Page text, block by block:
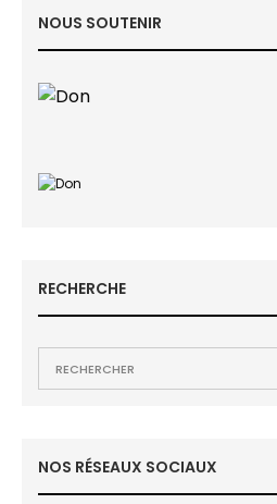
NOUS SOUTENIR
RECHERCHE
NOS RÉSEAUX SOCIAUX